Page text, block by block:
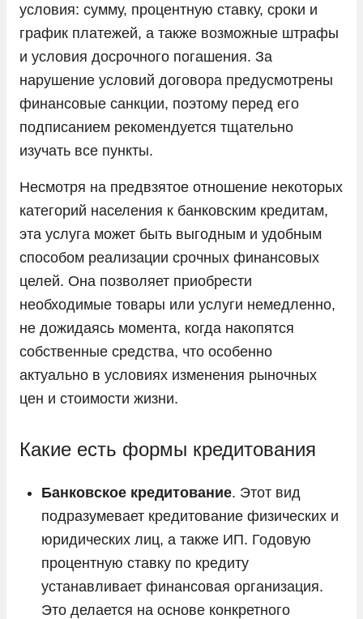
условия: сумму, процентную ставку, сроки и
график платежей, а также возможные штрафы
и условия досрочного погашения. За
нарушение условий договора предусмотрены
финансовые санкции, поэтому перед его
подписанием рекомендуется тщательно
изучать все пункты.
Несмотря на предвзятое отношение некоторых
категорий населения к банковским кредитам,
эта услуга может быть выгодным и удобным
способом реализации срочных финансовых
целей. Она позволяет приобрести
необходимые товары или услуги немедленно,
не дожидаясь момента, когда накопятся
собственные средства, что особенно
актуально в условиях изменения рыночных
цен и стоимости жизни.
Какие есть формы кредитования
Банковское кредитование. Этот вид
подразумевает кредитование физических и
юридических лиц, а также ИП. Годовую
процентную ставку по кредиту
устанавливает финансовая организация.
Это делается на основе конкретного